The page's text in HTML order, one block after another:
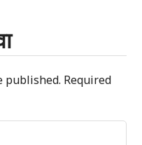
published. Required